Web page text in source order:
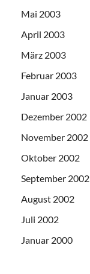
Mai 2003
April 2003
März 2003
Februar 2003
Januar 2003
Dezember 2002
November 2002
Oktober 2002
September 2002
August 2002
Juli 2002
Januar 2000